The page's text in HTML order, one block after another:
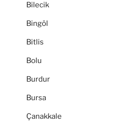
Bilecik
Bingöl
Bitlis
Bolu
Burdur
Bursa
Çanakkale